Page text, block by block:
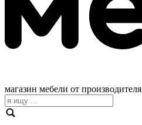
магазин мебели от производителя